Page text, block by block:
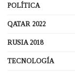
POLÍTICA
QATAR 2022
RUSIA 2018
TECNOLOGÍA